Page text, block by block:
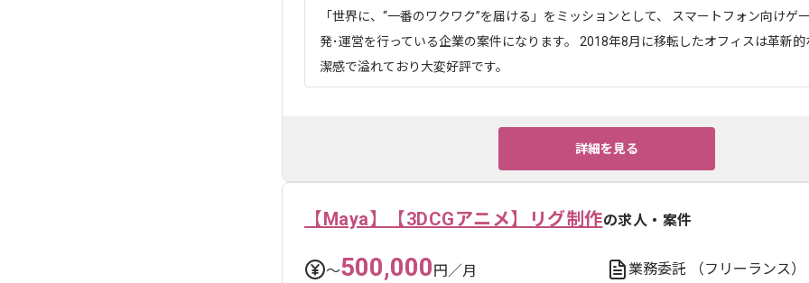
「世界に、“一番のワクワク”を届ける」をミッションとして、 スマートフォン向けゲ
発･運営を行っている企業の案件になります。 2018年8月に移転したオフィスは革新
潔感で溢れており大変好評です。
詳細を見る
【Maya】【3DCGアニメ】リグ制作の求人・案件
〜500,000円／月 業務委託
（フリーランス）